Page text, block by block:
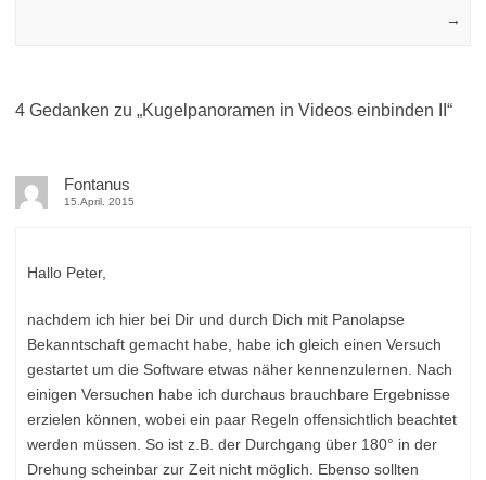
→
4 Gedanken zu „Kugelpanoramen in Videos einbinden II “
Fontanus
15.April. 2015
Hallo Peter,
nachdem ich hier bei Dir und durch Dich mit Panolapse
Bekanntschaft gemacht habe, habe ich gleich einen Versuch
gestartet um die Software etwas näher kennenzulernen. Nach
einigen Versuchen habe ich durchaus brauchbare Ergebnisse
erzielen können, wobei ein paar Regeln offensichtlich beachtet
werden müssen. So ist z.B. der Durchgang über 180° in der
Drehung scheinbar zur Zeit nicht möglich. Ebenso sollten